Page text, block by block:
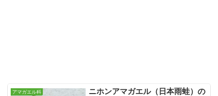
アマガエル科
ニホンアマガエル（日本雨蛙）の